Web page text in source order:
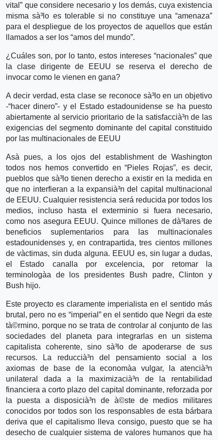
vital” que considere necesario y los demás, cuya existencia
misma sà³lo es tolerable si no constituye una “amenaza”
para el despliegue de los proyectos de aquellos que están
llamados a ser los “amos del mundo”.
¿Cuáles son, por lo tanto, estos intereses “nacionales” que
la clase dirigente de EEUU se reserva el derecho de
invocar como le vienen en gana?
A decir verdad, esta clase se reconoce sà³lo en un objetivo
-“hacer dinero”- y el Estado estadounidense se ha puesto
abiertamente al servicio prioritario de la satisfaccià³n de las
exigencias del segmento dominante del capital constituido
por las multinacionales de EEUU
Asà­ pues, a los ojos del establishment de Washington
todos nos hemos convertido en “Pieles Rojas”, es decir,
pueblos que sà³lo tienen derecho a existir en la medida en
que no interfieran a la expansià³n del capital multinacional
de EEUU. Cualquier resistencia será reducida por todos los
medios, incluso hasta el exterminio si fuera necesario,
como nos asegura EEUU. Quince millones de dà³lares de
beneficios suplementarios para las multinacionales
estadounidenses y, en contrapartida, tres cientos millones
de và­ctimas, sin duda alguna. EEUU es, sin lugar a dudas,
el Estado canalla por excelencia, por retomar la
terminologà­a de los presidentes Bush padre, Clinton y
Bush hijo.
Este proyecto es claramente imperialista en el sentido más
brutal, pero no es “imperial” en el sentido que Negri da este
tà©rmino, porque no se trata de controlar al conjunto de las
sociedades del planeta para integrarlas en un sistema
capitalista coherente, sino sà³lo de apoderarse de sus
recursos. La reduccià³n del pensamiento social a los
axiomas de base de la economà­a vulgar, la atencià³n
unilateral dada a la maximizacià³n de la rentabilidad
financiera a corto plazo del capital dominante, reforzada por
la puesta a disposicià³n de à©ste de medios militares
conocidos por todos son los responsables de esta bárbara
deriva que el capitalismo lleva consigo, puesto que se ha
desecho de cualquier sistema de valores humanos que ha